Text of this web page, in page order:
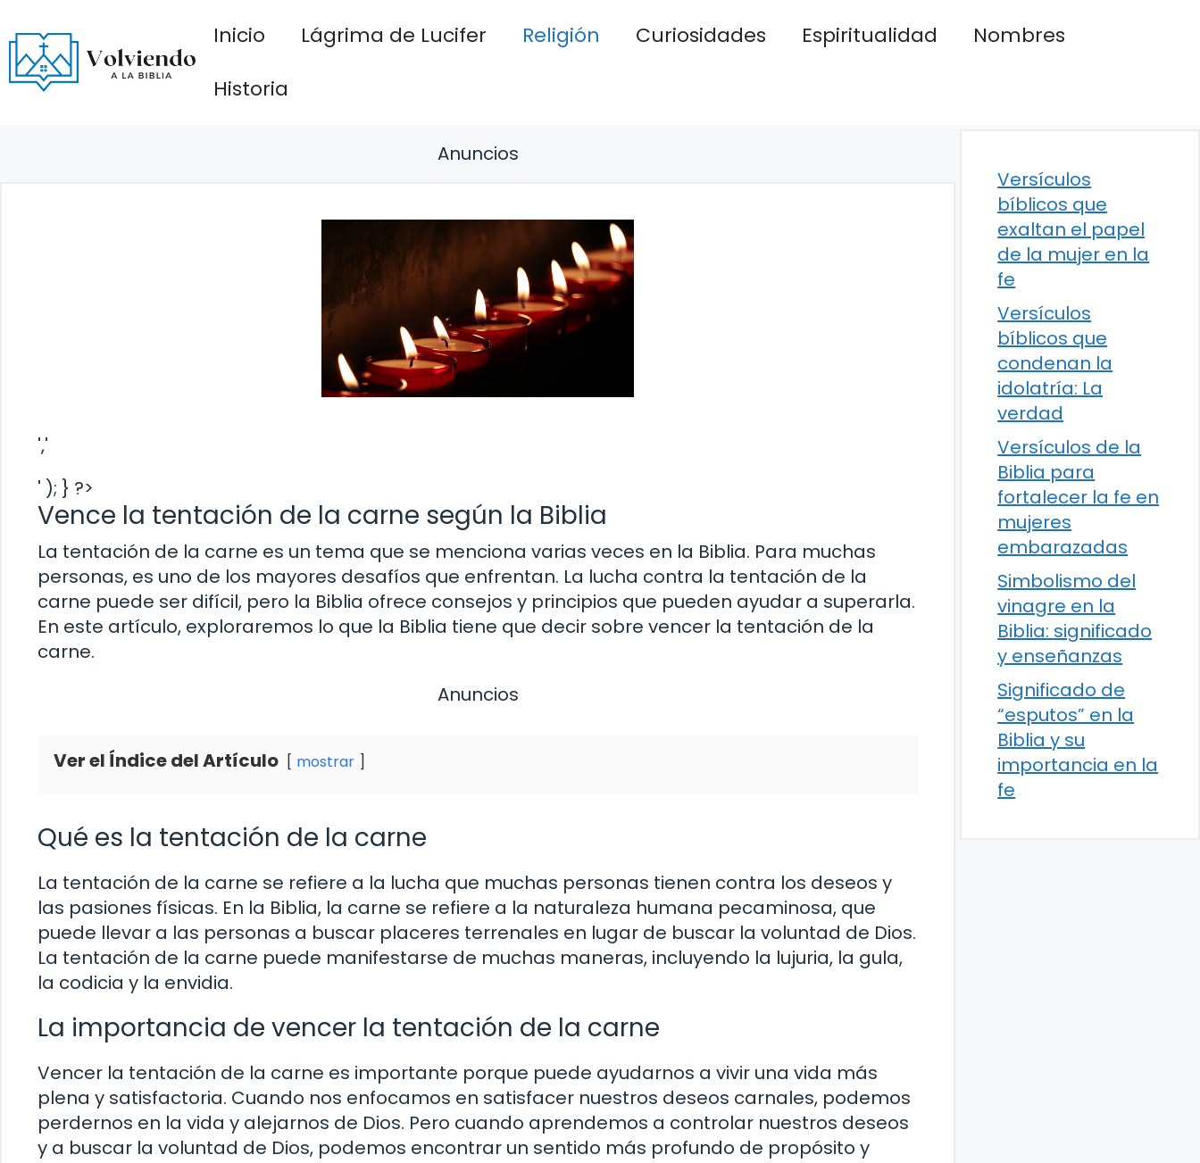
al
contenido
Inicio Lágrima de Lucifer Religión Curiosidades Espiritualidad
Nombres
Historia
Anuncios
','
' ); } ?>
Vence la tentación de la carne según la Biblia
La tentación de la carne es un tema que se menciona varias veces en la Biblia. Para muchas
personas, es uno de los mayores desafíos que enfrentan. La lucha contra la tentación de la
carne puede ser difícil, pero la Biblia ofrece consejos y principios que pueden ayudar a superarla.
En este artículo, exploraremos lo que la Biblia tiene que decir sobre vencer la tentación de la
carne.
Anuncios
Ver el Índice del Artículo mostrar
Qué es la tentación de la carne
La tentación de la carne se refiere a la lucha que muchas personas tienen contra los deseos y
las pasiones físicas. En la Biblia, la carne se refiere a la naturaleza humana pecaminosa, que
puede llevar a las personas a buscar placeres terrenales en lugar de buscar la voluntad de Dios.
La tentación de la carne puede manifestarse de muchas maneras, incluyendo la lujuria, la gula,
la codicia y la envidia.
La importancia de vencer la tentación de la carne
Vencer la tentación de la carne es importante porque puede ayudarnos a vivir una vida más
plena y satisfactoria. Cuando nos enfocamos en satisfacer nuestros deseos carnales, podemos
perdernos en la vida y alejarnos de Dios. Pero cuando aprendemos a controlar nuestros deseos
y a buscar la voluntad de Dios, podemos encontrar un sentido más profundo de propósito y
Versículos
bíblicos que
exaltan el papel
de la mujer en la
fe
Versículos
bíblicos que
condenan la
idolatría: La
verdad
Versículos de la
Biblia para
fortalecer la fe en
mujeres
embarazadas
Simbolismo del
vinagre en la
Biblia: significado
y enseñanzas
Significado de
“esputos” en la
Biblia y su
importancia en la
fe